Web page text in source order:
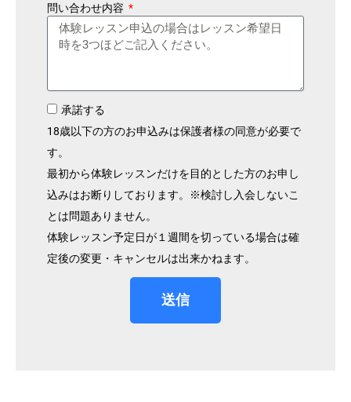
問い合わせ内容
承諾する
18歳以下の方のお申込みは保護者様の同意が必要で
す。
最初から体験レッスンだけを目的とした方のお申し
込みはお断りしております。※検討し入会しないこ
とは問題ありません。
体験レッスン予定日が１週間を切っている場合は確
定後の変更・キャンセルは出来かねます。
送信